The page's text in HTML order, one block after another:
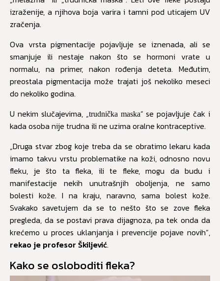
izraženije, a njihova boja varira i tamni pod uticajem UV
zračenja.
Ova vrsta pigmentacije pojavljuje se iznenada, ali se
smanjuje ili nestaje nakon što se hormoni vrate u
normalu, na primer, nakon rođenja deteta. Međutim,
preostala pigmentacija može trajati još nekoliko meseci
do nekoliko godina.
U nekim slučajevima, „trudnička maska“ se pojavljuje čak i
kada osoba nije trudna ili ne uzima oralne kontraceptive.
„Druga stvar zbog koje treba da se obratimo lekaru kada
imamo takvu vrstu problematike na koži, odnosno novu
fleku, je što ta fleka, ili te fleke, mogu da budu i
manifestacije nekih unutrašnjih oboljenja, ne samo
bolesti kože. I na kraju, naravno, sama bolest kože.
Svakako savetujem da se to nešto što se zove fleka
pregleda, da se postavi prava dijagnoza, pa tek onda da
krećemo u proces uklanjanja i prevencije pojave novih“,
rekao je profesor Škiljević.
Kako se osloboditi fleka?